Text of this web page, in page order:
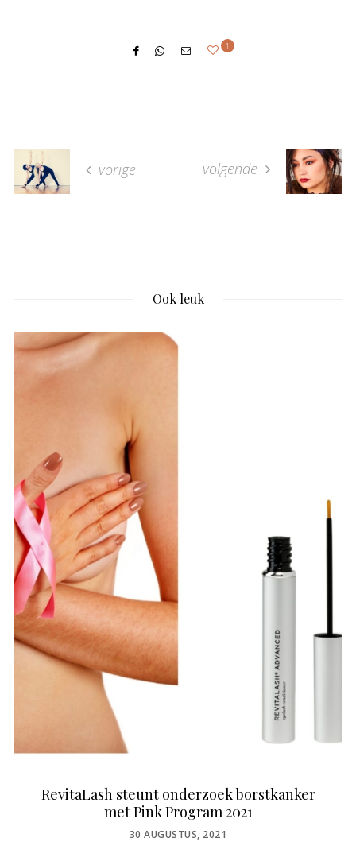
1
vorige volgende
Ook leuk
RevitaLash steunt onderzoek borstkanker
met Pink Program 2021
POSTED
30 AUGUSTUS, 2021